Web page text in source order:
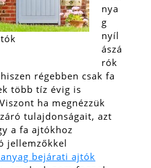
nya
g
nyíl
ászá
rók
régebben csak fa
több tíz évig is
ha megnézzük
tulajdonságait, azt
a fa ajtókhoz
jellemzőkkel
bejárati ajtók